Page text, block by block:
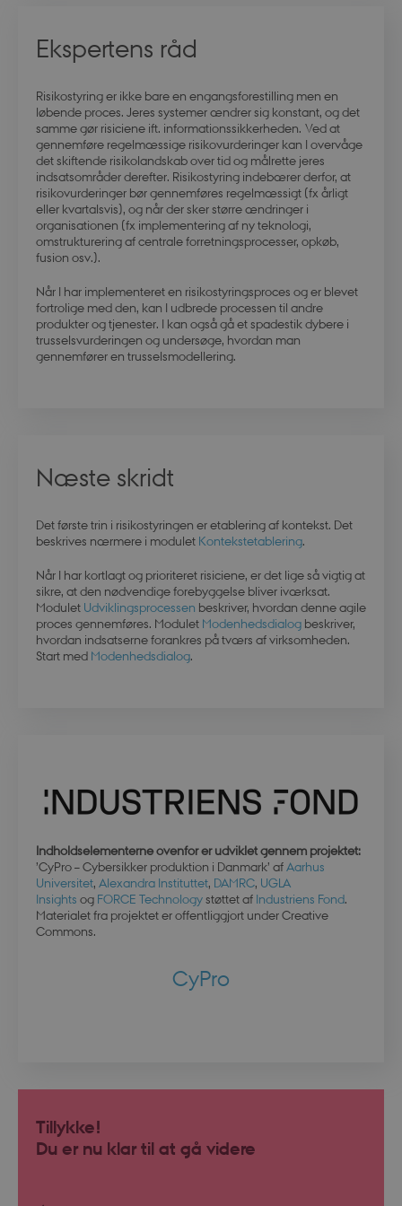
Ekspertens råd
Risikostyring er ikke bareen engangsforestilling men en
løbende proces. Jeres systemer ændrer sig konstant, og det
samme gør risiciene ift. informationssikkerheden. Ved at
gennemføre regelmæssige risikovurderinger kan I overvåge
det skiftende risikolandskab over tid og målrette jeres
indsatsområder derefter. Risikostyring indebærer derfor, at
risikovurderinger bør gennemføres regelmæssigt (fx årligt
eller kvartalsvis), og når der sker større ændringer i
organisationen (fx implementering af ny teknologi,
omstrukturering afcentraleforretningsprocesser, opkøb,
fusion osv.).
Når I har implementeret en risikostyringsproces og er blevet
fortrolige medden, kan I udbrede processen til andre
produkter og tjenester. I kan ogsågå et spadestik dybere i
trusselsvurderingen og undersøge, hvordan man
gennemfører en trusselsmodellering.
Næste skridt
Det førstetrin i risikostyringen er etablering af kontekst. Det
beskrives nærmere i modulet Kontekstetablering.
Når I har kortlagt og prioriteret risiciene, er det lige så vigtig at
sikre, at den nødvendigeforebyggelse bliver iværksat.
Modulet Udviklingsprocessen beskriver, hvordan denne agile
proces gennemføres. Modulet Modenhedsdialog beskriver,
hvordan indsatserne forankres på tværs af virksomheden.
Start med Modenhedsdialog.
Indholdselementerne ovenfor er udviklet gennem projektet:
’CyPro – Cybersikker produktion i Danmark’ afAarhus
Universitet, Alexandra Instituttet, DAMRC, UGLA
Insights og FORCE Technologystøttet af Industriens Fond.
Materialet fra projektet er offentliggjort under Creative
Commons.
CyPro
Tillykke!
Du er nu klar til at gå videre
modul-advanced-
modul-technical .dbd.au.dk
modul-quality .dbd.au.dk
and-structure
stsservicecookie
Microsoft Corporation
login.microsoftonline.com
CookieScriptConsent
CookieScript
.dbd.au.dk
PHPSESSID
PHP.net
Session